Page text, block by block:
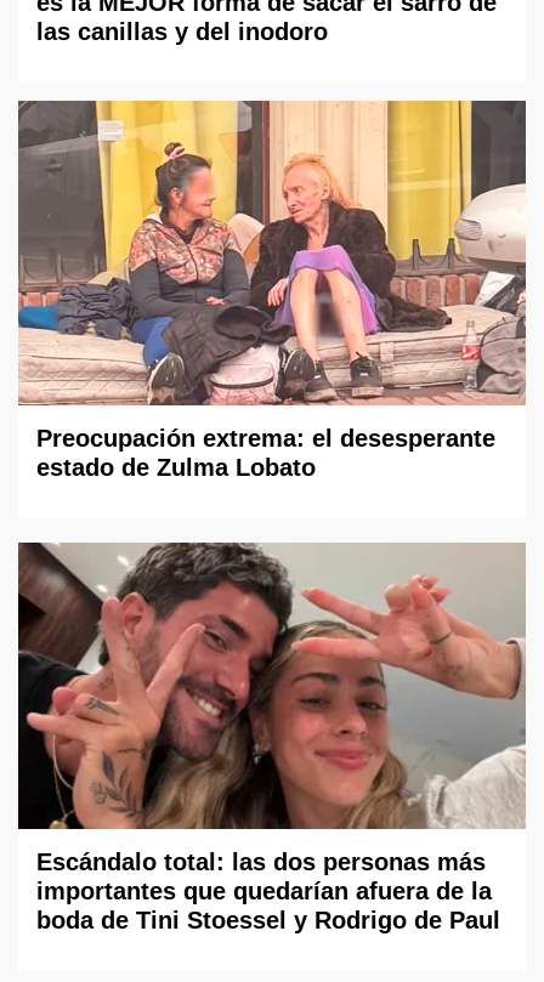
las canillas y del inodoro
Preocupación extrema: el desesperante
estado de Zulma Lobato
Escándalo total: las dos personas más
importantes que quedarían afuera de la
boda de Tini Stoessel y Rodrigo de Paul